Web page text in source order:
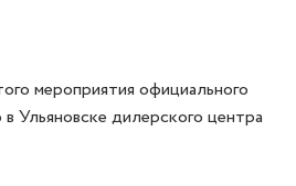
мероприятия официального
в Ульяновске дилерского центра